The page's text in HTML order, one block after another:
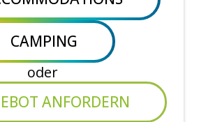
CAMPING
oder
ANFORDERN